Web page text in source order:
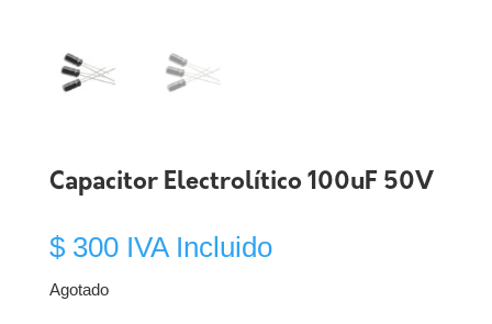
Capacitor Electrolítico 100uF 50V
$300 IVA Incluido
Agotado